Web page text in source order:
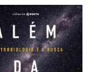
era:
17,00 €.
é:
15,30 €.